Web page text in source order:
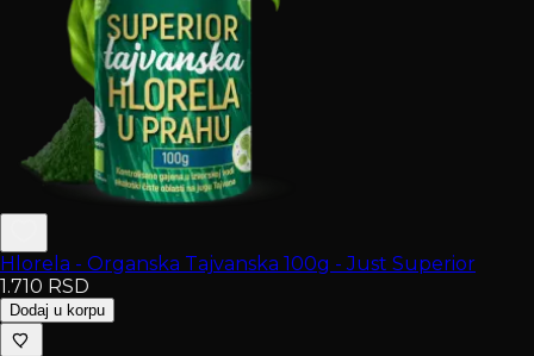
Hlorela - Organska Tajvanska 100g - Just Superior
1.710 RSD
Dodaj u korpu